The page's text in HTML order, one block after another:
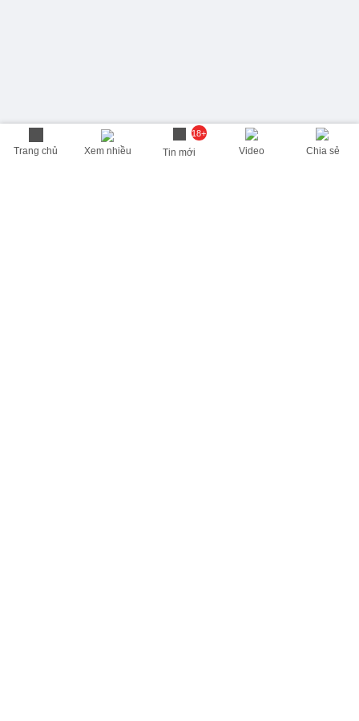
Trang chủ Xem nhiều
18+
Tin mới Video Chia sẻ